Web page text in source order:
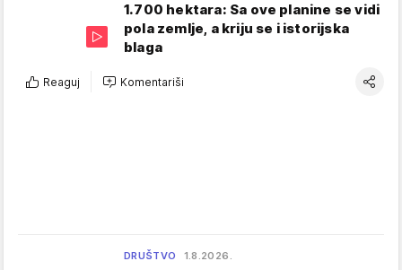
1.700 hektara: Sa ove planine se vidi
pola zemlje, a kriju se i istorijska
blaga
Reaguj Komentariši
DRUŠTVO 1.8.2026.